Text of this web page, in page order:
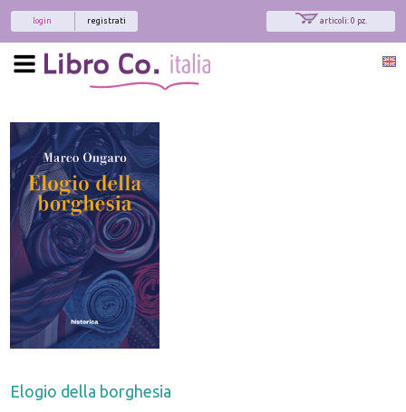
articoli: 0 pz.
registrati
login
Elogio della borghesia